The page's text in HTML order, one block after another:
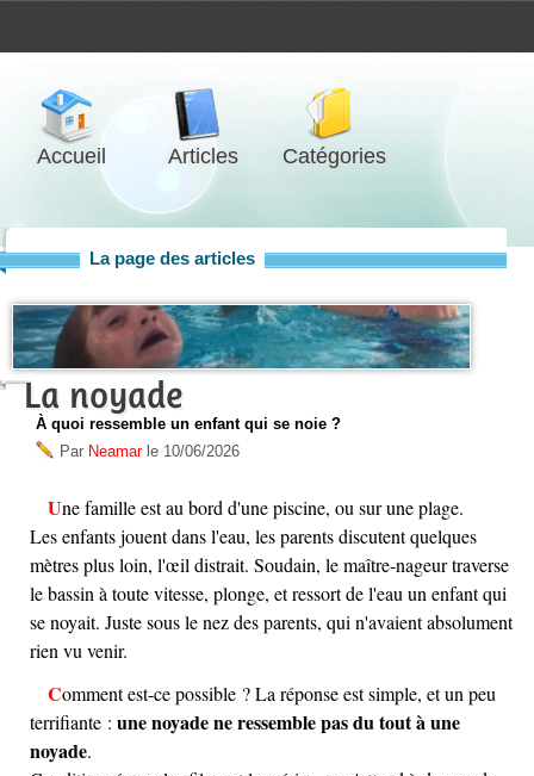
Accueil Articles Catégories
La page des articles
La noyade
À quoi ressemble un enfant qui se noie ?
Par Neamarle 10/06/2026
Une famille est au bord d'une piscine, ou sur une plage.
Les enfants jouent dans l'eau, les parents discutent quelques
mètres plus loin, l'œil distrait. Soudain, le maître-nageur traverse
le bassin à toute vitesse, plonge, et ressort de l'eau un enfant qui
se noyait. Juste sous le nez des parents, qui n'avaient absolument
rien vu venir.
Comment est-ce possible ? La réponse est simple, et un peu
terrifiante : une noyade ne ressemble pas du tout à une
noyade.